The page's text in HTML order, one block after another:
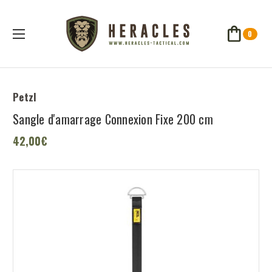
0
Petzl
Sangle d'amarrage Connexion Fixe 200 cm
42,00€